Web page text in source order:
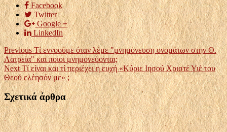
Facebook
Twitter
Google +
LinkedIn
PreviousΤί εννοούμε όταν λέμε "μνημόνευση ονομάτων στην Θ.
Λατρεία" και ποιοι μνημονεύονται;
NextΤί είναι και τί περιέχει η ευχή «Κύριε Ιησού Χριστέ Υιέ του
Θεού ελέησόν με» ;
Σχετικά άρθρα